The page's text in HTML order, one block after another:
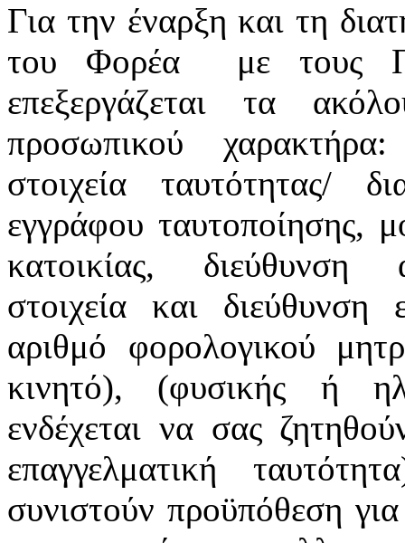
Για την έναρξη και τη
του Φορέα
με τους
επεξεργάζεται τα
προσωπικού
στοιχεία ταυτότητας/
εγγράφου ταυτοποίησης,
κατοικίας, διεύθυνση
στοιχεία και διεύθυνση
αριθμό φορολογικού
κινητό), (φυσικής ή
ενδέχεται να σας
επαγγελματική
συνιστούν προϋπόθεση